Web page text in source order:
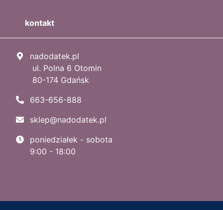
kontakt
nadodatek.pl
ul. Polna 6 Otomin
80-174 Gdańsk
663-656-888
sklep@nadodatek.pl
poniedziałek - sobota
9:00 - 18:00